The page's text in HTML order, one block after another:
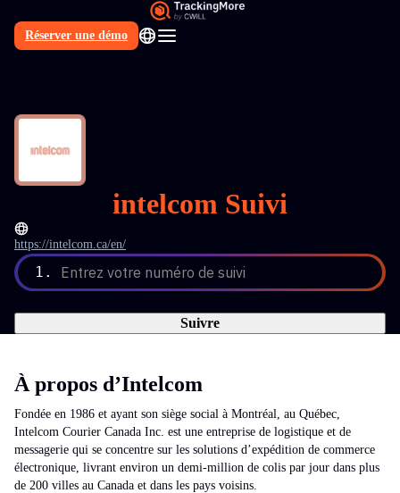
Réserver une démo
FR
intelcom Suivi
https://intelcom.ca/en/
1. Entrez votre numéro de suivi
Suivre
À propos d’Intelcom
Fondée en 1986 et ayant son siège social à Montréal, au Québec,
Intelcom Courier Canada Inc. est une entreprise de logistique et de
messagerie qui se concentre sur les solutions d’expédition de commerce
électronique, livrant environ un demi-million de colis par jour dans plus
de 200 villes au Canada et dans les pays voisins.